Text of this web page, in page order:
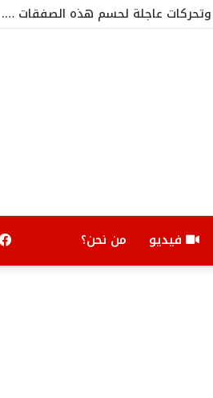
وتحركات عاجلة لحسم هذه الصفقات ….
فيديو من نحن؟